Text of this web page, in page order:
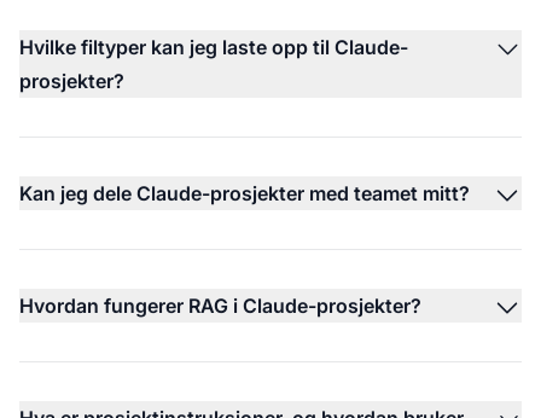
Hvilke filtyper kan jeg laste opp til Claude-
prosjekter?
Kan jeg dele Claude-prosjekter med teamet mitt?
Hvordan fungerer RAG i Claude-prosjekter?